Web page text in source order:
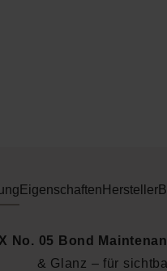
Eigenschaften Hersteller
No. 05 Bond
& Glanz – für